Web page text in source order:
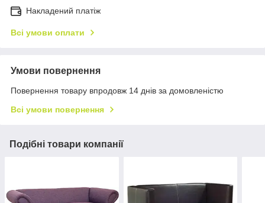
Накладений платіж
Всі умови оплати
Умови повернення
Повернення товару впродовж 14 днів за домовленістю
Всі умови повернення
Подібні товари компанії